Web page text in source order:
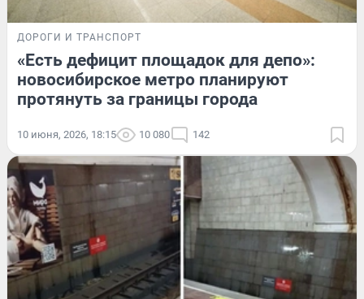
ДОРОГИ И ТРАНСПОРТ
«Есть дефицит площадок для депо»:
новосибирское метро планируют
протянуть за границы города
10 июня, 2026, 18:15 10 080 142